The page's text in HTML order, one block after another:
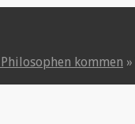
kommen »